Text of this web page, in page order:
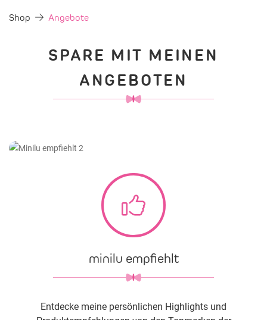
Shop Angebote
SPARE MIT MEINEN
ANGEBOTEN
minilu empfiehlt
Entdecke meine persönlichen Highlights und